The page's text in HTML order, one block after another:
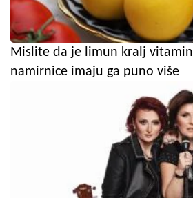
Mislite da je limun kralj
namirnice imaju ga puno više